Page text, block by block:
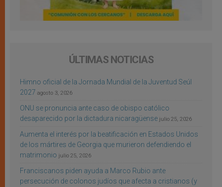
ÚLTIMAS NOTICIAS
Himno oficial de la Jornada Mundial de la Juventud Seúl
2027 agosto 3, 2026
ONU se pronuncia ante caso de obispo católico
desaparecido por la dictadura nicaragüense julio 25, 2026
Aumenta el interés por la beatificación en Estados Unidos
de los mártires de Georgia que murieron defendiendo el
matrimonio julio 25, 2026
Franciscanos piden ayuda a Marco Rubio ante
persecución de colonos judíos que afecta a cristianos (y